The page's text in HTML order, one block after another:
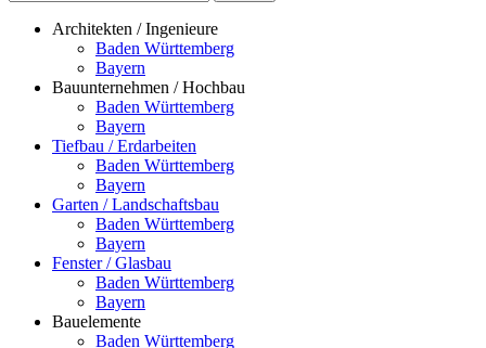
Architekten / Ingenieure
Baden Württemberg
Bayern
Bauunternehmen / Hochbau
Baden Württemberg
Bayern
Tiefbau / Erdarbeiten
Baden Württemberg
Bayern
Garten / Landschaftsbau
Baden Württemberg
Bayern
Fenster / Glasbau
Baden Württemberg
Bayern
Bauelemente
Baden Württemberg